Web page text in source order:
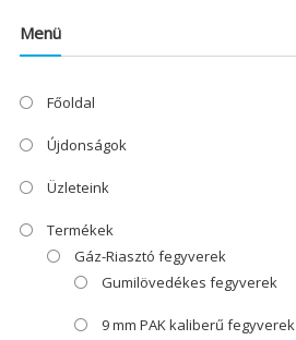
Menü
Főoldal
Újdonságok
Üzleteink
Termékek
Gáz-Riasztó fegyverek
Gumilövedékes fegyverek
9 mm PAK kaliberű fegyverek